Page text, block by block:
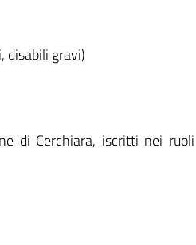
disabili gravi)
di Cerchiara, iscritti nei